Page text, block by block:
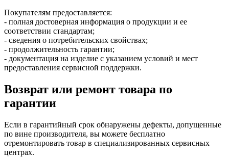
Покупателям предоставляется:
- полная достоверная информация о продукции и ее
соответствии стандартам;
- сведения о потребительских свойствах;
- продолжительность гарантии;
- документация на изделие с указанием условий и мест
предоставления сервисной поддержки.
Возврат или ремонт товара по
гарантии
Если в гарантийный срок обнаружены дефекты, допущенные
по вине производителя, вы можете бесплатно
отремонтировать товар в специализированных сервисных
центрах.